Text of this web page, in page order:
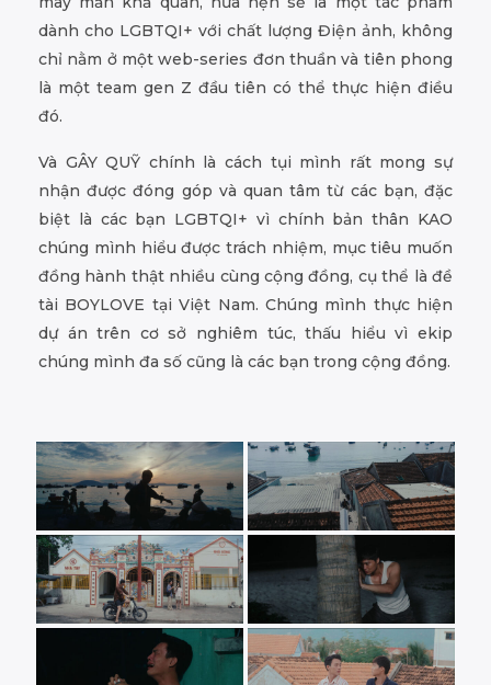
dành cho LGBTQI+ với chất lượng Điện ảnh, không
chỉ nằm ở một web-series đơn thuần và tiên phong
là một team gen Z đầu tiên có thể thực hiện điều
đó.
Và GÂY QUỸ chính là cách tụi mình rất mong sự
nhận được đóng góp và quan tâm từ các bạn, đặc
biệt là các bạn LGBTQI+ vì chính bản thân KAO
chúng mình hiểu được trách nhiệm, mục tiêu muốn
đồng hành thật nhiều cùng cộng đồng, cụ thể là đề
tài BOYLOVE tại Việt Nam. Chúng mình thực hiện
dự án trên cơ sở nghiêm túc, thấu hiểu vì ekip
chúng mình đa số cũng là các bạn trong cộng đồng.